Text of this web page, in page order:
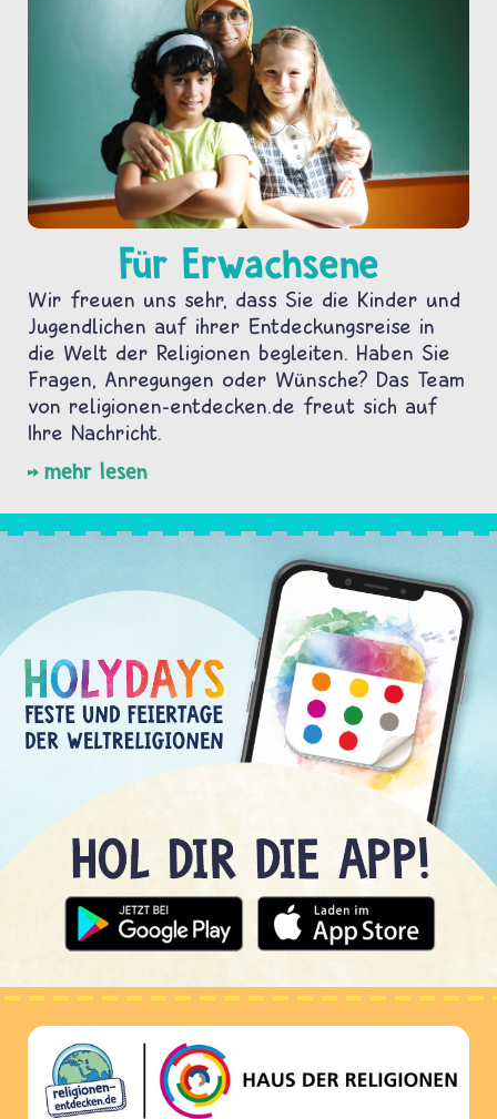
Für Erwachsene
Wir freuen uns sehr, dass Sie die Kinder und
Jugendlichen auf ihrer Entdeckungsreise in
die Welt der Religionen begleiten. Haben Sie
Fragen, Anregungen oder Wünsche? Das Team
von religionen-entdecken.de freut sich auf
Ihre Nachricht.
mehr lesen